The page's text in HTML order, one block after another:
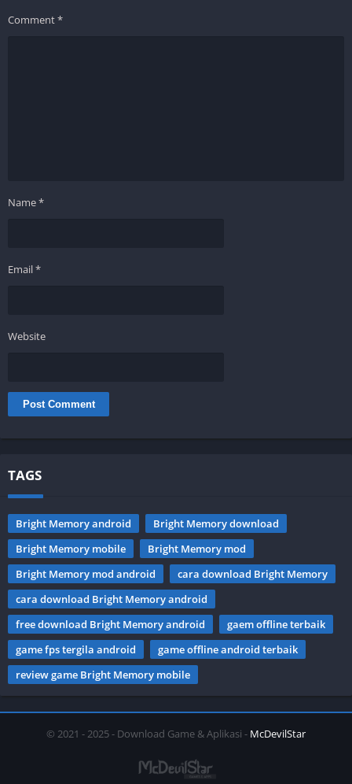
Comment*
Name*
Email*
Website
TAGS
Bright Memory android
Bright Memory download
Bright Memory mobile
Bright Memory mod
Bright Memory mod android
cara download Bright Memory
cara download Bright Memory android
free download Bright Memory android
gaem offline terbaik
game fps tergila android
game offline android terbaik
review game Bright Memory mobile
© 2021 - 2025 - Download Game & Aplikasi - McDevilStar